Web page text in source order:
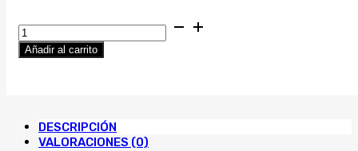
€ 19.95.
€ 15.95.
Luces
de
matricula
Añadir al carrito
DESCRIPCIÓN
VALORACIONES (0)